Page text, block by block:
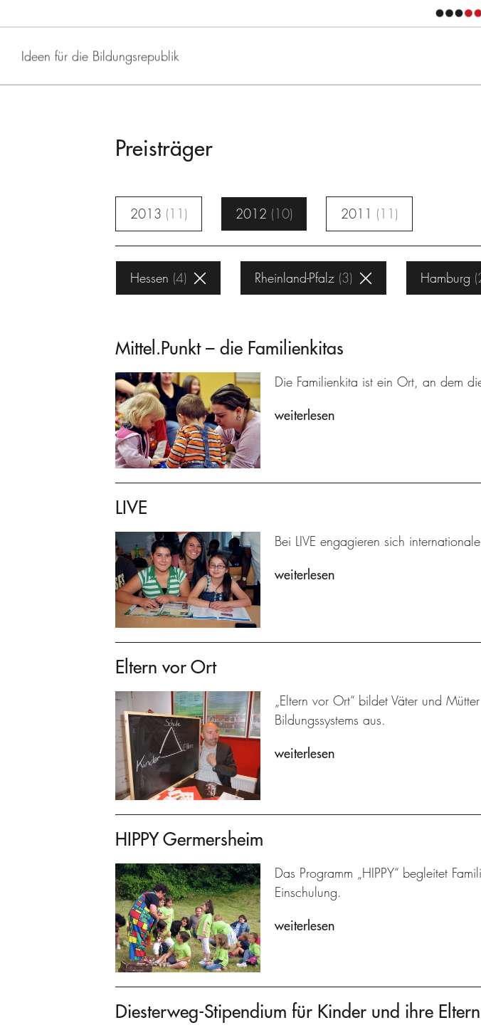
Ideen für die Bildungsrepublik
Preisträger
2013 11 2012 10 2011 11
Hessen 4 Rheinland-Pfalz 3 Hamburg
Mittel.Punkt – die Familienkitas
Die Familienkita ist ein Ort, an dem
weiterlesen
LIVE
Bei LIVE engagieren sich
weiterlesen
Eltern vor Ort
„Eltern vor Ort“ bildet Väter und
Bildungssystems aus.
weiterlesen
HIPPY Germersheim
Das Programm „HIPPY“ begleitet
Einschulung.
weiterlesen
Diesterweg-Stipendium für Kinder und ihre Eltern